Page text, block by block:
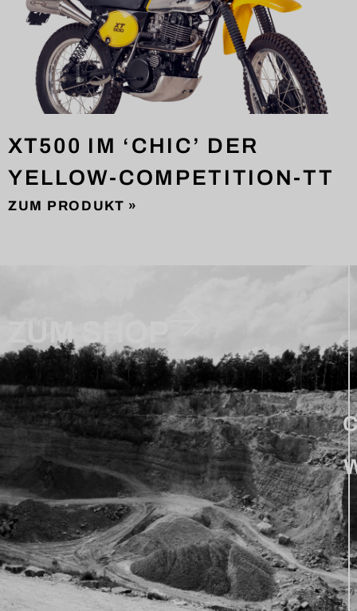
XT500 IM ‘CHIC’ DER
YELLOW-COMPETITION-TT
ZUM PRODUKT »
ZUM SHOP